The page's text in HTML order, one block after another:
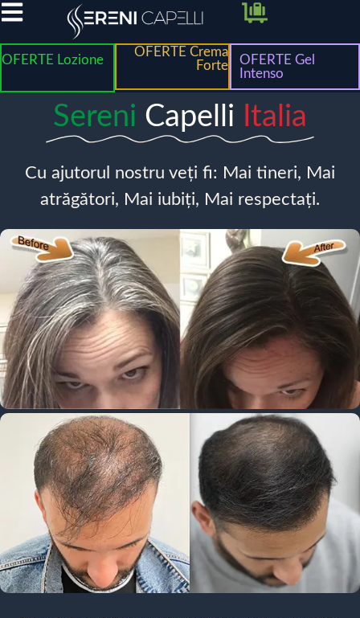
OFERTE Lozione
OFERTE Crema
Forte
OFERTE Gel
Intenso
Sereni Capelli Italia
Cu ajutorul nostru veți fi: Mai tineri, Mai
atrăgători, Mai iubiți, Mai respectați.